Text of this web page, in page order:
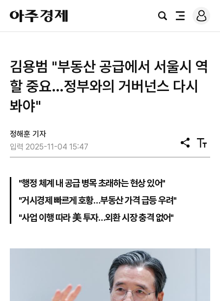
아
주
경
검
전
로
그
김용범 "부동산 공급에서 서울시 역
할 중요…정부와의 거버넌스 다시
봐야"
정해훈 기자
입력 2025-11-04 15:47
공
유
텍
스
"행정 체계 내 공급 병목 초래하는 현상 있어"
"거시경제 빠르게 호황…부동산 가격 급등 우려"
"사업 이행 따라 美 투자…외환 시장 충격 없어"